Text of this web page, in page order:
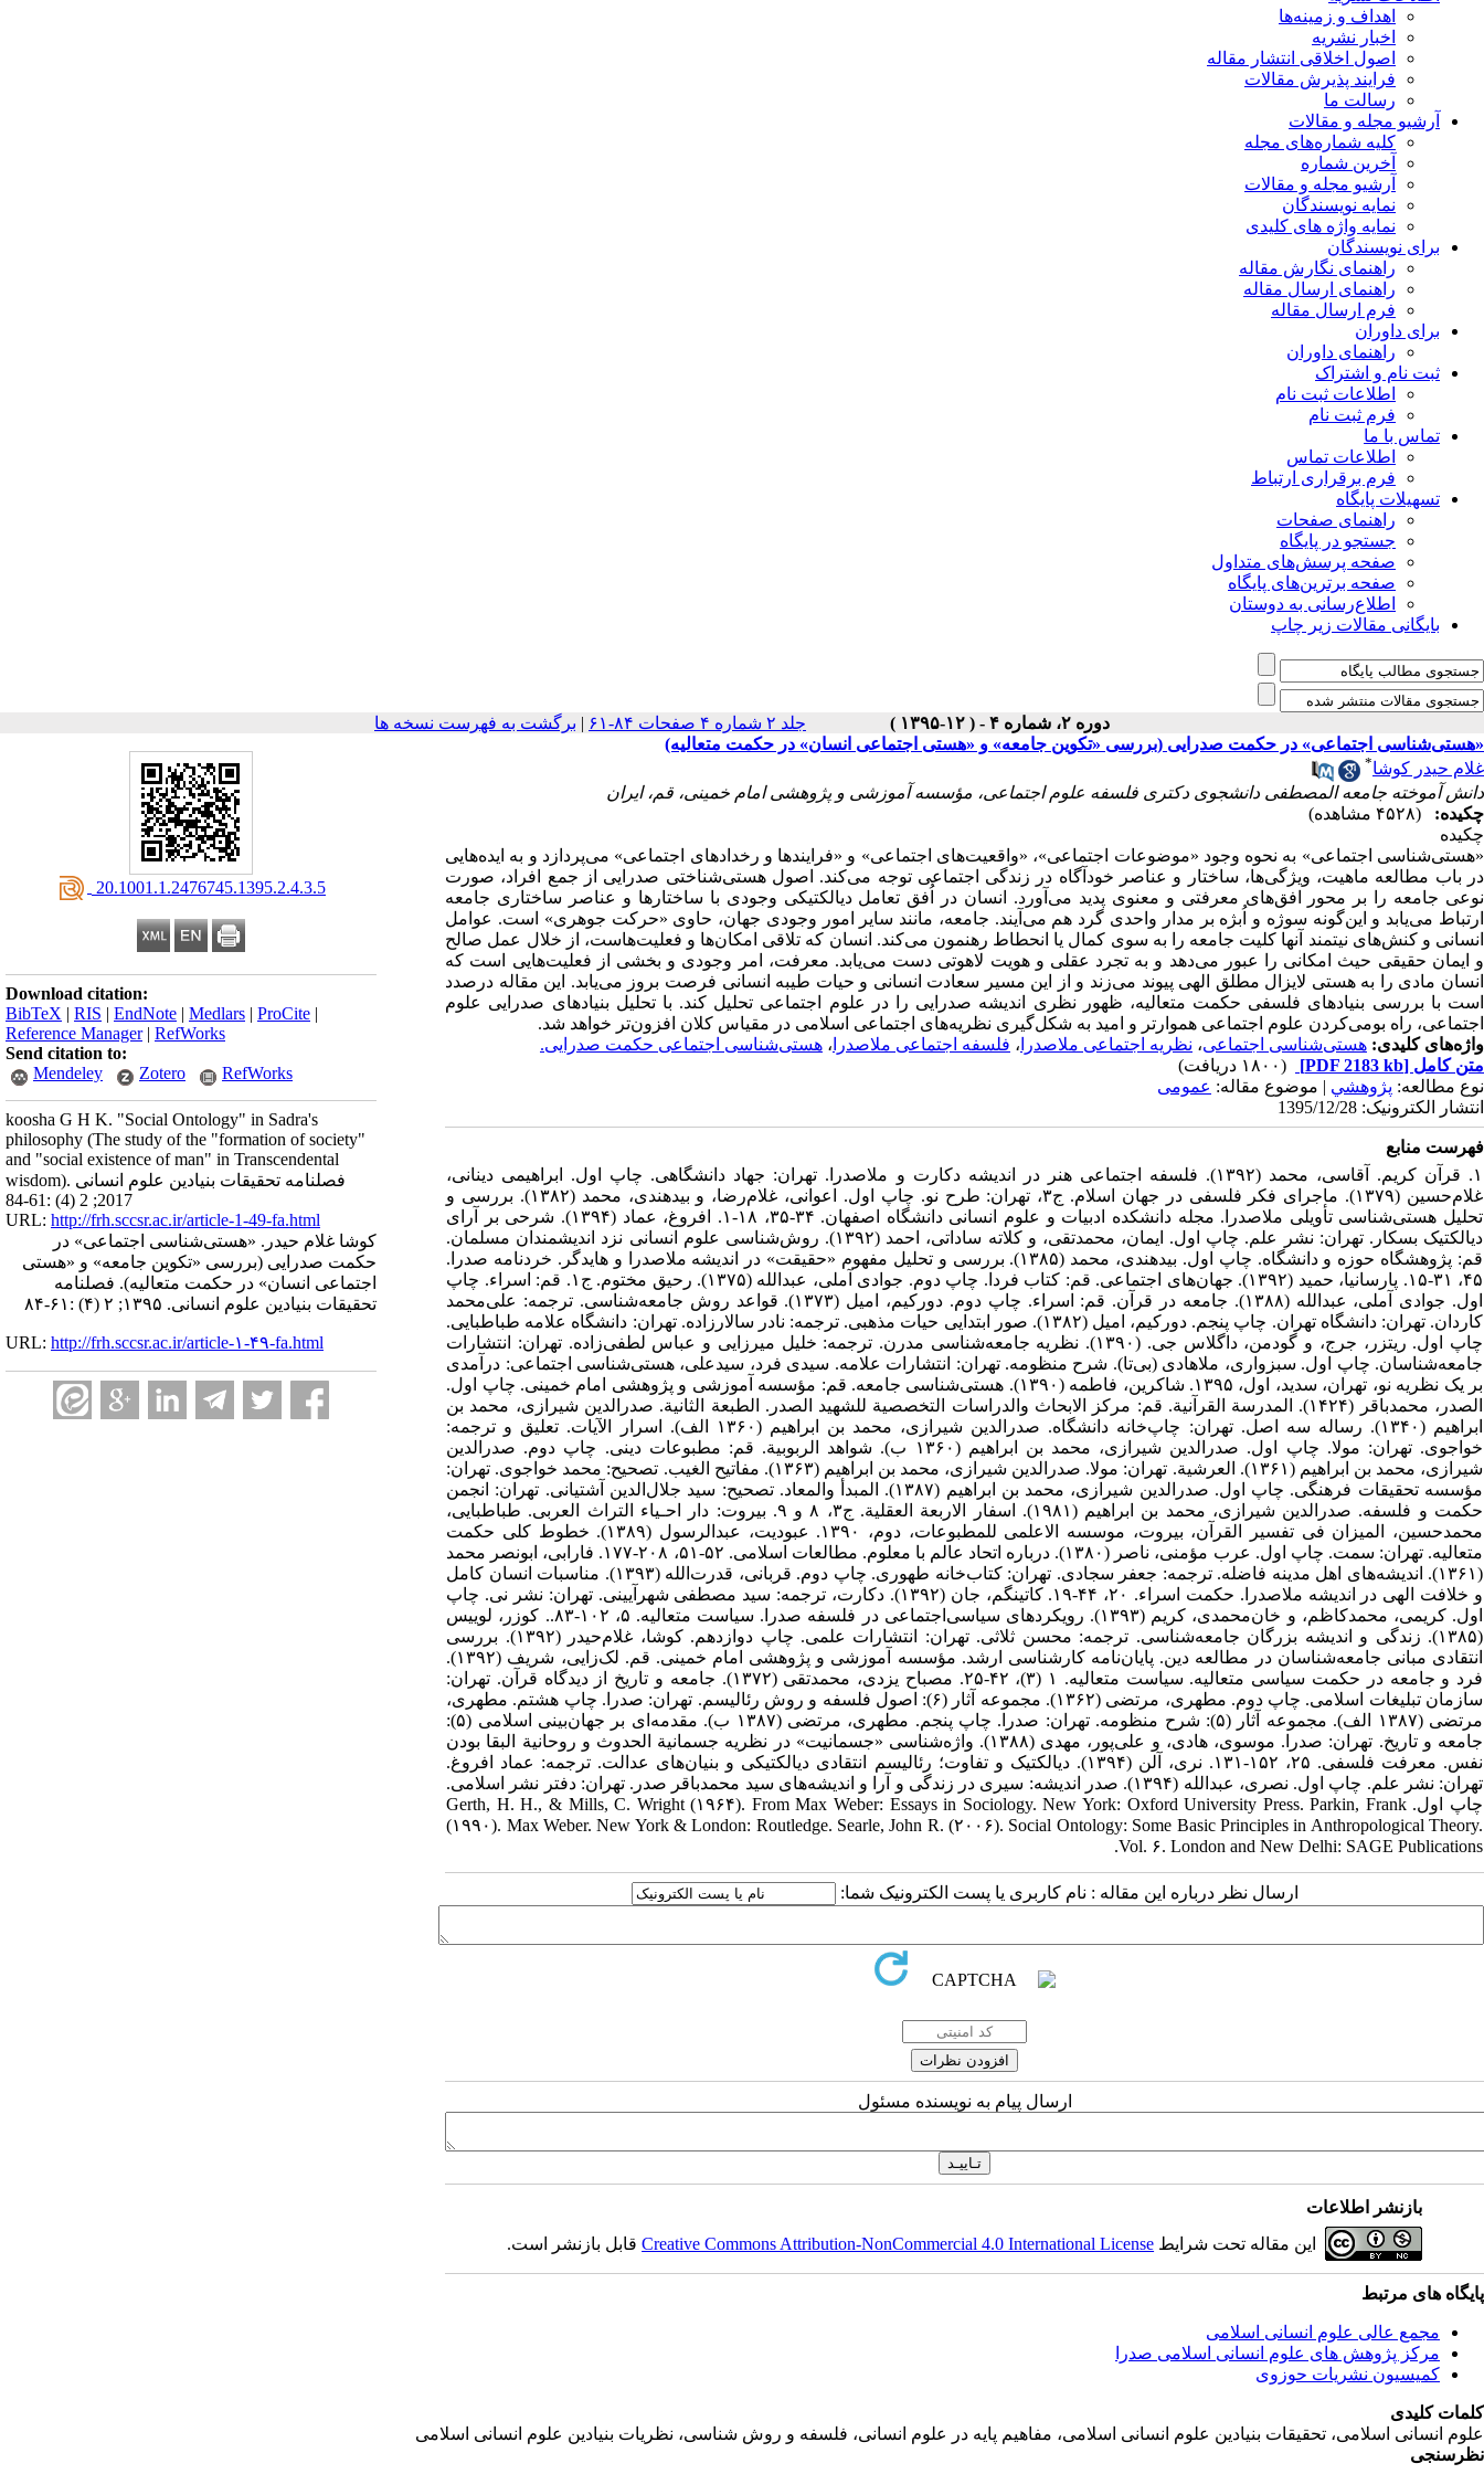
اهداف و زمینه‌ها
اخبار نشریه
اصول اخلاقی انتشار مقاله
فرایند پذیرش مقالات
رسالت ما
آرشیو مجله و مقالات
کلیه شماره‌های مجله
آخرین شماره
آرشیو مجله و مقالات
نمایه نویسندگان
نمایه واژه های کلیدی
برای نویسندگان
راهنمای نگارش مقاله
راهنمای ارسال مقاله
فرم ارسال مقاله
برای داوران
راهنمای داوران
ثبت نام و اشتراک
اطلاعات ثبت نام
فرم ثبت نام
تماس با ما
اطلاعات تماس
فرم برقراری ارتباط
تسهیلات پایگاه
راهنمای صفحات
جستجو در پایگاه
صفحه پرسش‌های متداول
صفحه برترین‌های پایگاه
اطلاع‌رسانی به دوستان
بایگانی مقالات زیر چاپ
دوره ۲، شماره ۴ - ( ۱۲-۱۳۹۵ ) جلد ۲ شماره ۴ صفحات ۸۴-۶۱ | برگشت به فهرست نسخه ها
‎ 20.1001.1.2476745.1395.2.4.3.5
Download citation:
BibTeX | RIS | EndNote | Medlars | ProCite |
Reference Manager| RefWorks
Send citation to:
Mendeley
Zotero RefWorks
koosha G H K. "Social Ontology" in Sadra's
philosophy (The study of the "formation of society"
and "social existence of man" in Transcendental
wisdom). فصلنامه تحقیقات بنیادین علوم انسانی
2017; 2 (4) :61-84
URL: http://frh.sccsr.ac.ir/article-1-49-fa.html
کوشا غلام حیدر. «هستی‌شناسی اجتماعی» در
حکمت صدرایی (بررسی «تکوین جامعه» و «هستی
اجتماعی انسان» در حکمت متعالیه). فصلنامه
تحقیقات بنیادین علوم انسانی. ۱۳۹۵; ۲ (۴) :۶۱-۸۴
URL: http://frh.sccsr.ac.ir/article-۱-۴۹-fa.html
«هستی‌شناسی اجتماعی» در حکمت صدرایی (بررسی «تکوین جامعه» و «هستی اجتماعی انسان» در حکمت متعالیه)
غلام حیدر کوشا*
دانش آموخته جامعه المصطفی دانشجوی دکتری فلسفه علوم اجتماعی، مؤسسه آموزشی و پژوهشی امام خمینی، قم، ایران
چکیده:
(۴۵۲۸ مشاهده)
چکیده
«هستی‌شناسی اجتماعی» به نحوه وجود «موضوعات اجتماعی»، «واقعیت‌های اجتماعی» و «فرایندها و رخدادهای اجتماعی» می‌پردازد و به ایده‌هایی
در باب مطالعه ماهیت، ویژگی‌ها، ساختار و عناصر خودآگاه در زندگی اجتماعی توجه می‌کند. اصول هستی‌شناختی صدرایی از جمع افراد، صورت
نوعی جامعه را بر محور افق‌های معرفتی و معنوی پدید می‌آورد. انسان در اُفق تعامل دیالکتیکی وجودی با ساختارها و عناصر ساختاری جامعه
ارتباط می‌یابد و این‌گونه سوژه و اُبژه بر مدار واحدی گرد هم می‌آیند. جامعه، مانند سایر امور وجودی جهان، حاوی «حرکت جوهری» است. عوامل
انسانی و کنش‌های نیتمند آنها کلیت جامعه را به ‌سوی کمال یا انحطاط رهنمون می‌کند. انسان که تلاقی امکان‌ها و فعلیت‌هاست، از خلال عمل صالح
و ایمان حقیقی حیث امکانی را عبور می‌دهد و به تجرد عقلی و هویت لاهوتی دست می‌یابد. معرفت، امر وجودی و بخشی از فعلیت‌هایی است که
انسان مادی را به هستی لایزال مطلق الهی پیوند می‌زند و از این مسیر سعادت انسانی و حیات طیبه انسانی فرصت بروز می‌یابد. این مقاله درصدد
است با بررسی بنیادهای فلسفی حکمت متعالیه، ظهور نظری اندیشه صدرایی را در علوم اجتماعی تحلیل کند. با تحلیل بنیادهای صدرایی علوم
اجتماعی، راه بومی‌کردن علوم اجتماعی هموارتر و امید به شکل‌گیری نظریه‌های اجتماعی اسلامی در مقیاس کلان افزون‌تر خواهد شد.
واژه‌های کلیدی: هستی‌شناسی اجتماعی، نظریه اجتماعی ملاصدرا ، فلسفه اجتماعی ملاصدرا ، هستی‌شناسی اجتماعی حکمت صدرایی.
متن کامل [PDF 2183 kb]
(۱۸۰۰ دریافت)
نوع مطالعه: پژوهشي | موضوع مقاله: عمومى
انتشار الکترونیک: 1395/12/28
فهرست منابع
۱. قرآن کریم. آقاسی، محمد (۱۳۹۲). فلسفه اجتماعی هنر در اندیشه دکارت و ملاصدرا. تهران: جهاد دانشگاهی. چاپ اول. ابراهیمی دینانی،
غلام‌حسین (۱۳۷۹). ماجرای فکر فلسفی در جهان اسلام. ج۳، تهران: طرح نو. چاپ اول. اعوانی، غلام‌رضا، و بیدهندی، محمد (۱۳۸۲). بررسی و
تحلیل هستی‌شناسی تأویلی ملاصدرا. مجله دانشکده ادبیات و علوم انسانی دانشگاه اصفهان. ۳۴-۳۵، ۱۸-۱. افروغ، عماد (۱۳۹۴). شرحی بر آرای
دیالکتیک بسکار. تهران: نشر علم. چاپ اول. ایمان، محمدتقی، و کلاته ساداتی، احمد (۱۳۹۲). روش‌شناسی علوم انسانی نزد اندیشمندان مسلمان.
قم: پژوهشگاه حوزه و دانشگاه. چاپ اول. بیدهندی، محمد (۱۳۸۵). بررسی و تحلیل مفهوم «حقیقت» در اندیشه ملاصدرا و هایدگر. خردنامه صدرا.
۴۵، ۳۱-۱۵. پارسانیا، حمید (۱۳۹۲). جهان‌های اجتماعی. قم: کتاب فردا. چاپ دوم. جوادی آملی، عبدالله (۱۳۷۵). رحیق مختوم. ج۱. قم: اسراء. چاپ
اول. جوادی آملی، عبدالله (۱۳۸۸). جامعه در قرآن. قم: اسراء. چاپ دوم. دورکیم، امیل (۱۳۷۳). قواعد روش جامعه‌شناسی. ترجمه: علی‌محمد
کاردان. تهران: دانشگاه تهران. چاپ پنجم. دورکیم، امیل (۱۳۸۲). صور ابتدایی حیات مذهبی. ترجمه: نادر سالارزاده. تهران: دانشگاه علامه طباطبایی.
چاپ اول. ریتزر، جرج، و گودمن، داگلاس جی. (۱۳۹۰). نظریه جامعه‌شناسی مدرن. ترجمه: خلیل میرزایی و عباس لطفی‌زاده. تهران: انتشارات
جامعه‌شناسان. چاپ اول. سبزواری، ملاهادی (بی‌تا). شرح منظومه. تهران: انتشارات علامه. سیدی فرد، سیدعلی، هستی‌شناسی اجتماعی: درآمدی
بر یک نظریه نو، تهران، سدید، اول، ۱۳۹۵. شاکرین، فاطمه (۱۳۹۰). هستی‌شناسی جامعه. قم: مؤسسه آموزشی‌ و پژوهشی امام خمینی. چاپ اول.
الصدر، محمدباقر (۱۴۲۴). المدرسة القرآنیة. قم: مرکز الابحاث والدراسات التخصصیة للشهید الصدر. الطبعة الثانیة. صدرالدین شیرازی، محمد بن
ابراهیم (۱۳۴۰). رساله سه اصل. تهران: چاپ‌خانه دانشگاه. صدرالدین شیرازی، محمد بن ابراهیم (۱۳۶۰ الف). اسرار الآیات. تعلیق و ترجمه:
خواجوی. تهران: مولا. چاپ اول. صدرالدین شیرازی، محمد بن ابراهیم (۱۳۶۰ ب). شواهد الربوبیة. قم: مطبوعات دینی. چاپ دوم. صدرالدین
شیرازی، محمد بن ابراهیم (۱۳۶۱). العرشیة. تهران: مولا. صدرالدین شیرازی، محمد بن ابراهیم (۱۳۶۳). مفاتیح الغیب. تصحیح: محمد خواجوی. تهران:
مؤسسه تحقیقات فرهنگی. چاپ اول. صدرالدین شیرازی، محمد بن ابراهیم (۱۳۸۷). المبدأ والمعاد. تصحیح: سید جلال‌الدین آشتیانی. تهران: انجمن
حکمت و فلسفه. صدرالدین شیرازی، محمد بن ابراهیم (۱۹۸۱). اسفار الاربعة العقلیة. ج۳، ۸ و ۹. بیروت: دار احـیاء التراث العربی. طباطبایی،
محمدحسین، المیزان فی تفسیر القرآن، بیروت، موسسه الاعلمی للمطبوعات، دوم، ۱۳۹۰. عبودیت، عبدالرسول (۱۳۸۹). خطوط کلی حکمت
متعالیه. تهران: سمت. چاپ اول. عرب مؤمنی، ناصر (۱۳۸۰). درباره اتحاد عالم با معلوم. مطالعات اسلامی. ۵۲-۵۱، ۲۰۸-۱۷۷. فارابی، ابونصر محمد
(۱۳۶۱). اندیشه‌های اهل مدینه فاضله. ترجمه: جعفر سجادی. تهران: کتاب‌خانه طهوری. چاپ دوم. قربانی، قدرت‌الله (۱۳۹۳). مناسبات انسان کامل
و خلافت الهی در اندیشه ملاصدرا. حکمت اسراء. ۲۰، ۴۴-۱۹. کاتینگم، جان (۱۳۹۲). دکارت، ترجمه: سید مصطفی شهرآیینی. تهران: نشر نی. چاپ
اول. کریمی، محمدکاظم، و خان‌محمدی، کریم (۱۳۹۳). رویکردهای سیاسی‌اجتماعی در فلسفه صدرا. سیاست متعالیه. ۵، ۱۰۲-۸۳.. کوزر، لوییس
(۱۳۸۵). زندگی و اندیشه بزرگان جامعه‌شناسی. ترجمه: محسن ثلاثی. تهران: انتشارات علمی. چاپ دوازدهم. کوشا، غلام‌حیدر (۱۳۹۲). بررسی
انتقادی مبانی جامعه‌شناسان در مطالعه دین. پایان‌نامه کارشناسی ارشد. مؤسسه آموزشی و پژوهشی امام خمینی. قم. لک‌زایی، شریف (۱۳۹۲).
فرد و جامعه در حکمت سیاسی متعالیه. سیاست متعالیه. ۱ (۳)، ۴۲-۲۵. مصباح یزدی، محمدتقی (۱۳۷۲). جامعه و تاریخ از دیدگاه قرآن. تهران:
سازمان تبلیغات اسلامی. چاپ دوم. مطهری، مرتضی (۱۳۶۲). مجموعه آثار (۶): اصول فلسفه و روش رئالیسم.‌ تهران: صدرا.‌ چاپ هشتم. مطهری،
مرتضی (۱۳۸۷ الف). مجموعه آثار (۵): شرح منظومه. تهران: صدرا. چاپ پنجم. مطهری، مرتضی (۱۳۸۷ ب). مقدمه‌ای بر جهان‌بینی اسلامی (۵):
جامعه و تاریخ. تهران: صدرا. موسوی، هادی، و علی‌پور، مهدی (۱۳۸۸). واژه‌شناسی «جسمانیت» در نظریه جسمانیة الحدوث و روحانیة البقا بودن
نفس. معرفت فلسفی. ۲۵، ۱۵۲-۱۳۱. نری، آلن (۱۳۹۴). دیالکتیک و تفاوت؛ رئالیسم انتقادی دیالکتیکی و بنیان‌های عدالت. ترجمه: عماد افروغ.
تهران: نشر علم. چاپ اول. نصری، عبدالله (۱۳۹۴). صدر اندیشه: سیری در زندگی و آرا و اندیشه‌های سید محمدباقر صدر. تهران: دفتر نشر اسلامی.
چاپ اول. Gerth, H. H., & Mills, C. Wright (۱۹۶۴). From Max Weber: Essays in Sociology. New York: Oxford University Press. Parkin, Frank
(۱۹۹۰). Max Weber. New York & London: Routledge. Searle, John R. (۲۰۰۶). Social Ontology: Some Basic Principles in Anthropological Theory.
Vol. ۶. London and New Delhi: SAGE Publications.
ارسال نظر درباره این مقاله : نام کاربری یا پست الکترونیک شما:
ارسال پیام به نویسنده مسئول
بازنشر اطلاعات
این مقاله تحت شرایط Creative Commons Attribution-NonCommercial 4.0 International Licenseقابل بازنشر است.
پایگاه های مرتبط
مجمع عالی علوم انسانی اسلامی
مرکز پژوهش های علوم انسانی اسلامی صدرا
کمیسیون نشریات حوزوی
کلمات کلیدی
علوم انسانی اسلامی، تحقیقات بنیادین علوم انسانی اسلامی، مفاهیم پایه در علوم انسانی، فلسفه و روش شناسی، نظریات بنیادین علوم انسانی اسلامی
نظرسنجی